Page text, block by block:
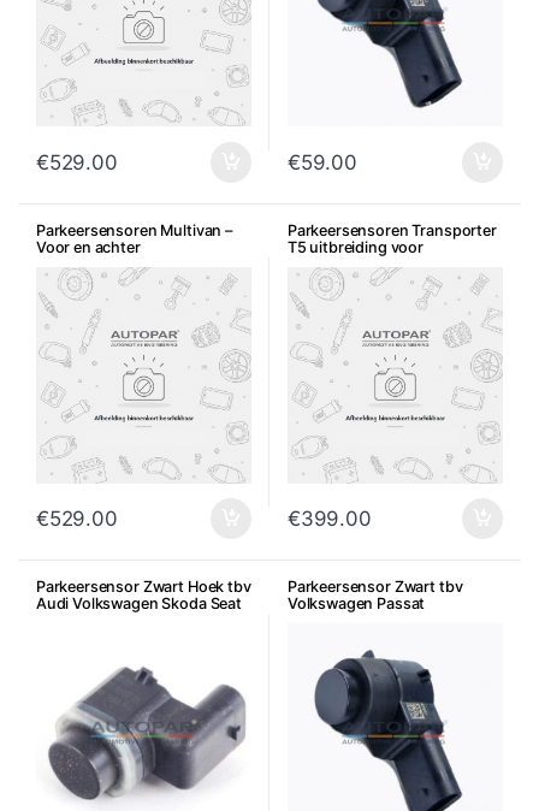
€529.00 €59.00
Parkeersensoren Multivan –
Voor en achter
€529.00
Parkeersensoren Transporter
T5 uitbreiding voor
€399.00
Parkeersensor Zwart Hoek tbv
Audi Volkswagen Skoda Seat
Parkeersensor Zwart tbv
Volkswagen Passat